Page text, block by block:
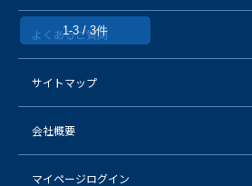
1-3 / 3件
よくあるご質問
サイトマップ
会社概要
マイページログイン